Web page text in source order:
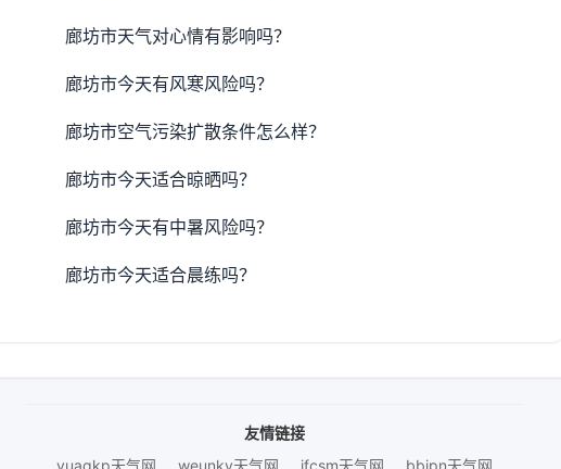
廊坊市天气对心情有影响吗？
廊坊市今天有风寒风险吗？
廊坊市空气污染扩散条件怎么样？
廊坊市今天适合晾晒吗？
廊坊市今天有中暑风险吗？
廊坊市今天适合晨练吗？
友情链接
yuaqkp天气网
weunky天气网 jfcsm天气网 bbjpn天气网